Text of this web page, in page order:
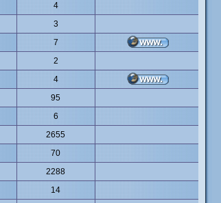
4
3
7
2
4
95
6
2655
70
2288
14